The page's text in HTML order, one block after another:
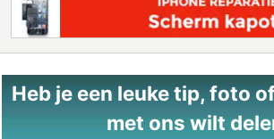
Heb je een leuke tip, foto
met ons wilt